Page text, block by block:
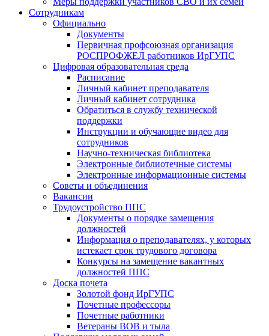
Сотрудникам
Официально
Документы
Первичная профсоюзная организация
РОСПРОФЖЕЛ работников ИрГУПС
Цифровая образовательная среда
Расписание
Личный кабинет преподавателя
Личный кабинет сотрудника
Обратиться в службу технической
поддержки
Инструкции и обучающие видео для
сотрудников
Научно-техническая библиотека
Электронные библиотечные системы
Электронные информационные системы
Советы и объединения
Вакансии
Трудоустройство ППС
Документы о порядке замещения
должностей
Информация о преподавателях, у которых
истекает срок трудового договора
Конкурсы на замещение вакантных
должностей ППС
Доска почета
Золотой фонд ИрГУПС
Почетные профессоры
Почетные работники
Ветераны ВОВ и тыла